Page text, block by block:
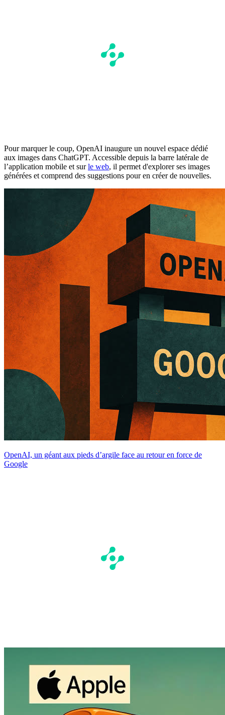
Pour marquer le coup, OpenAI inaugure un nouvel espace dédié
aux images dans ChatGPT. Accessible depuis la barre latérale de
l’application mobile et surle web, il permet d'explorer ses images
générées et comprend des suggestions pour en créer de nouvelles.
OpenAI, un géant aux pieds d’argile face au retour en force de
Google